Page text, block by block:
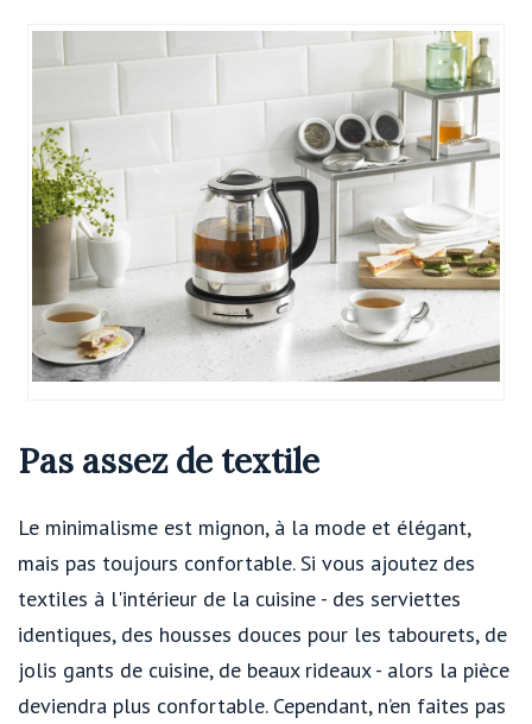
Pas assez de textile
Le minimalisme est mignon, à la mode et élégant,
mais pas toujours confortable. Si vous ajoutez des
textiles à l'intérieur de la cuisine - des serviettes
identiques, des housses douces pour les tabourets, de
jolis gants de cuisine, de beaux rideaux - alors la pièce
deviendra plus confortable. Cependant, n’en faites pas